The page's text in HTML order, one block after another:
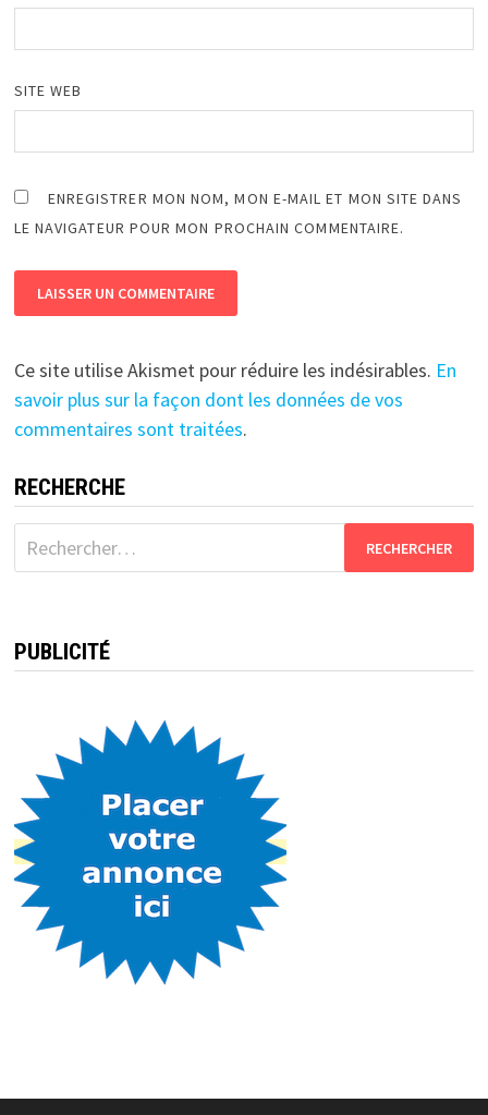
SITE WEB
ENREGISTRER MON NOM, MON E-MAIL ET MON SITE DANS
LE NAVIGATEUR POUR MON PROCHAIN COMMENTAIRE.
Ce site utilise Akismet pour réduire les indésirables. En
savoir plus sur la façon dont les données de vos
commentaires sont traitées.
RECHERCHE
Rechercher :
PUBLICITÉ